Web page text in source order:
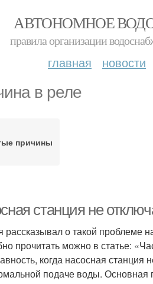
АВТОНОМНОЕ
правила организации
главная новости
в реле
причины
станция не
рассказывал о такой проблеме
прочитать можно в статье:
когда насосная
подаче воды. Основная